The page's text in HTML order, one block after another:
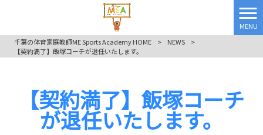
MENU
千葉の体育家庭教師ME Sports Academy HOME
> NEWS
>
【契約満了】飯塚コーチが退任いたします。
【契約満了】飯塚コーチ
が退任いたします。